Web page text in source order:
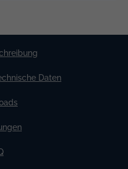
Daten